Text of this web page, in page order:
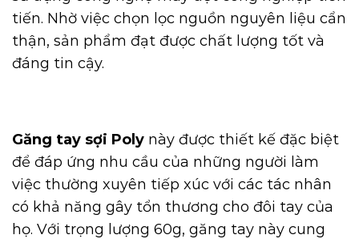
tiến. Nhờ việc chọn lọc nguồn nguyên liệu cẩn
thận, sản phẩm đạt được chất lượng tốt và
đáng tin cậy.
Găng tay sợi Poly này được thiết kế đặc biệt
để đáp ứng nhu cầu của những người làm
việc thường xuyên tiếp xúc với các tác nhân
có khả năng gây tổn thương cho đôi tay của
họ. Với trọng lượng 60g, găng tay này cung